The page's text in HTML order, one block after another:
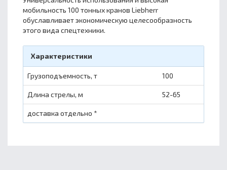
мобильность 100 тонных кранов Liebherr
обуславливает экономическую целесообразность
этого вида спецтехники.
Характеристики
Грузоподъемность, т 100
Длина стрелы, м 52-65
доставка отдельно *